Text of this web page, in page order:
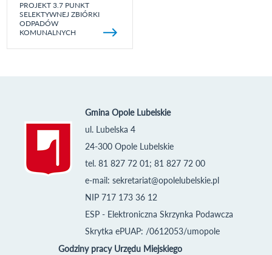
PROJEKT 3.7 PUNKT
SELEKTYWNEJ ZBIÓRKI
ODPADÓW
KOMUNALNYCH
Gmina Opole Lubelskie
ul. Lubelska 4
24-300 Opole Lubelskie
tel. 81 827 72 01; 81 827 72 00
e-mail: sekretariat@opolelubelskie.pl
NIP 717 173 36 12
ESP - Elektroniczna Skrzynka Podawcza
Skrytka ePUAP: /0612053/umopole
Godziny pracy Urzędu Miejskiego